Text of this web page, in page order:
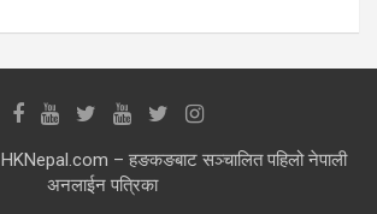
HKNepal.com – हङकङबाट सञ्चालित पहिलो नेपाली
अनलाईन पत्रिका